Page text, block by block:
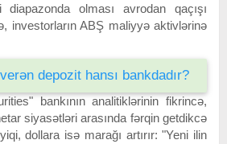
olması avrodan qaçışı
investorların ABŞ maliyyə aktivlərinə
depozit hansı bankdadır?
bankının analitiklərinin fikrincə,
siyasətləri arasında fərqin getdikcə
dollara isə marağı artırır: "Yeni ilin